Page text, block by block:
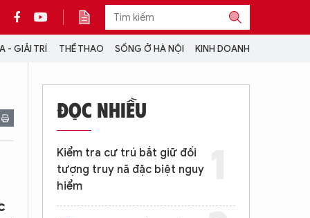
- GIẢI TRÍ THỂ THAO SỐNG Ở HÀ NỘI KINH DOANH
CỘNG TÁC VỚI ANTĐ
TRA CỨU XE
HOTLINE: 032 9907 579
ĐỌC NHIỀU
Kiểm tra cư trú bắt giữ đối
tượng truy nã đặc biệt nguy
hiểm